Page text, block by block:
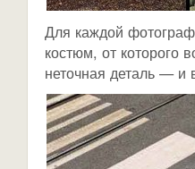
Для каждой
костюм, от которого
неточная деталь — и